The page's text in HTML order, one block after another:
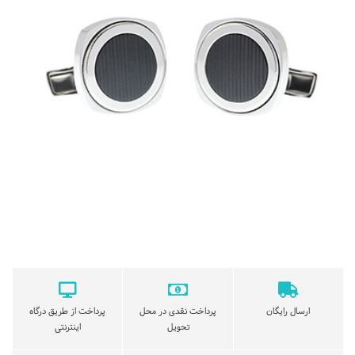
ارسال رایگان
پرداخت نقدی در محل
تحویل
پرداخت از طریق درگاه
اینترنتی